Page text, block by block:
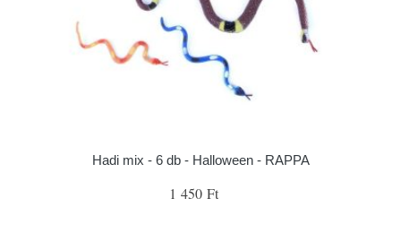
Hadi mix - 6 db - Halloween - RAPPA
1 450 Ft